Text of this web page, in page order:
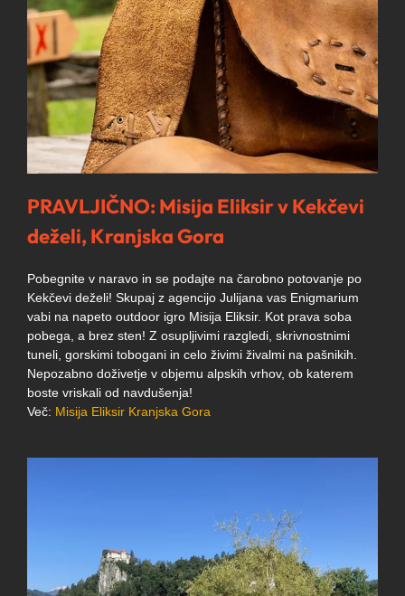
PRAVLJIČNO: Misija Eliksir v Kekčevi
deželi, Kranjska Gora
Pobegnite v naravo in se podajte na čarobno potovanje po
Kekčevi deželi! Skupaj z agencijo Julijana vas Enigmarium
vabi na napeto outdoor igro Misija Eliksir. Kot prava soba
pobega, a brez sten! Z osupljivimi razgledi, skrivnostnimi
tuneli, gorskimi tobogani in celo živimi živalmi na pašnikih.
Nepozabno doživetje v objemu alpskih vrhov, ob katerem
boste vriskali od navdušenja!
Več: Misija Eliksir Kranjska Gora